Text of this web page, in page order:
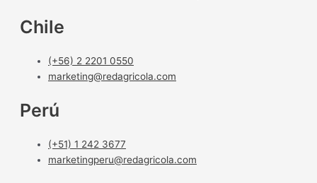
Chile
(+56) 2 2201 0550
marketing@redagricola.com
Perú
(+51) 1 242 3677
marketingperu@redagricola.com